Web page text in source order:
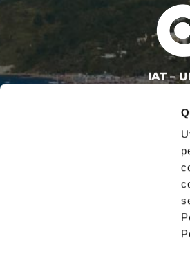
IAT –
Via
Tel:
Privacy